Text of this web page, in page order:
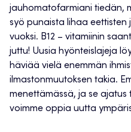
jauhomatofarmiani tiedän,
syö punaista lihaa
vuoksi. B12 – vitamiinin
juttu! Uusia hyönteislajeja
häviää vielä enemmän
ilmastonmuutoksen takia.
menettämässä, ja se
voimme oppia uutta